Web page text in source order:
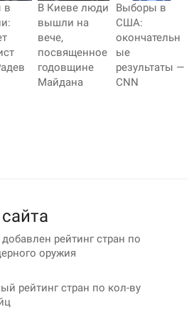
в
В Киеве люди
вышли на
вече,
посвященное
годовщине
Майдана
Выборы в
США:
окончательн
ые
результаты —
CNN
рейтинг стран по
оружия
рейтинг стран по кол-ву